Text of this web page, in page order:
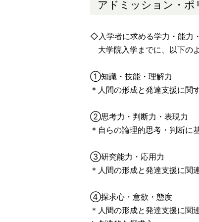
アドミッション・ポ
◇入学者に求める学力・能力
大学院入学までに、以下の
①知識・技能・理解力
＊人間の形成と発達支援に関
②思考力・判断力・表現力
＊自らの論理的思考・判断に
③研究能力・応用力
＊人間の形成と発達支援に関
④探求心・意欲・態度
＊人間の形成と発達支援に関